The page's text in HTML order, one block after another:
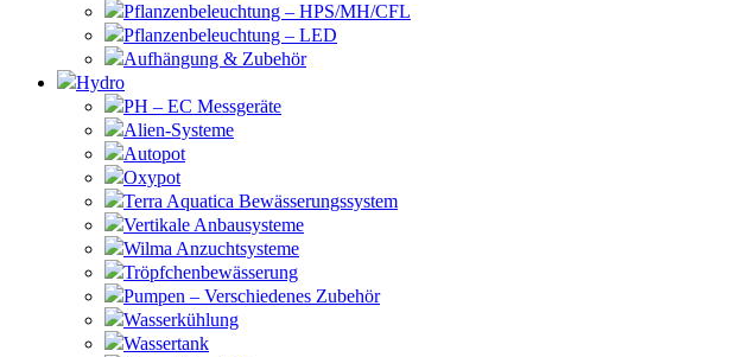
Pflanzenbeleuchtung – HPS/MH/CFL
Pflanzenbeleuchtung – LED
Aufhängung & Zubehör
Hydro
PH – EC Messgeräte
Alien-Systeme
Autopot
Oxypot
Terra Aquatica Bewässerungssystem
Vertikale Anbausysteme
Wilma Anzuchtsysteme
Tröpfchenbewässerung
Pumpen – Verschiedenes Zubehör
Wasserkühlung
Wassertank